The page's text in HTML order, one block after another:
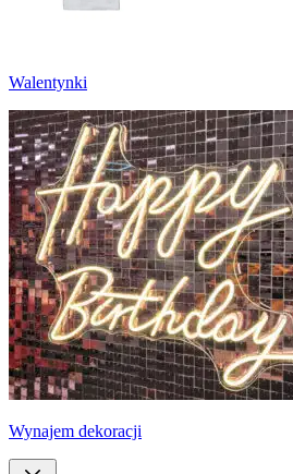
Walentynki
Wynajem dekoracji